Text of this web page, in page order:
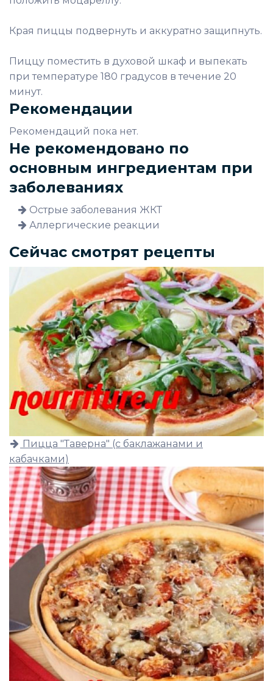
Края пиццы подвернуть и аккуратно защипнуть.
Пиццу поместить в духовой шкаф и выпекать
при температуре 180 градусов в течение 20
минут.
Рекомендации
Рекомендаций пока нет.
Не рекомендовано по
основным ингредиентам при
заболеваниях
Острые заболевания ЖКТ
Аллергические реакции
Сейчас смотрят рецепты
Пицца "Таверна" (с баклажанами и
кабачками)